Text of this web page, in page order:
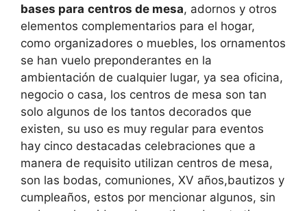
bases para centros de mesa, adornos y otros
elementos complementarios para el hogar,
como organizadores o muebles, los ornamentos
se han vuelo preponderantes en la
ambientación de cualquier lugar, ya sea oficina,
negocio o casa, los centros de mesa son tan
solo algunos de los tantos decorados que
existen, su uso es muy regular para eventos
hay cinco destacadas celebraciones que a
manera de requisito utilizan centros de mesa,
son las bodas, comuniones, XV años,bautizos y
cumpleaños, estos por mencionar algunos, sin